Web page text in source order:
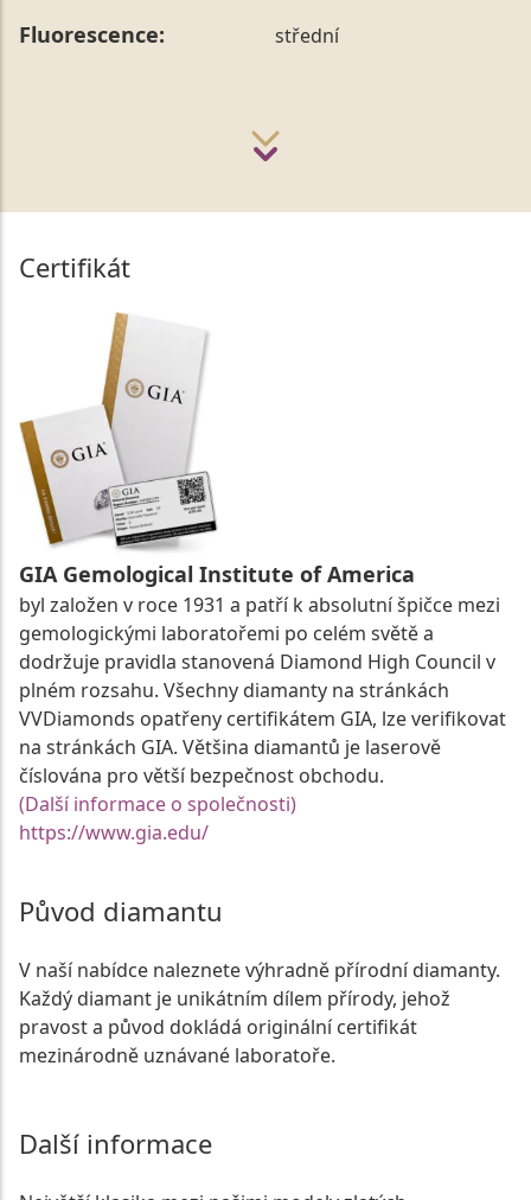
Fluorescence: střední
Certifikát
GIA Gemological Institute of America
byl založen v roce 1931 a patří k absolutní špičce mezi
gemologickými laboratořemi po celém světě a
dodržuje pravidla stanovená Diamond High Council v
plném rozsahu. Všechny diamanty na stránkách
VVDiamonds opatřeny certifikátem GIA, lze verifikovat
na stránkách GIA. Většina diamantů je laserově
číslována pro větší bezpečnost obchodu.
(Další informace o společnosti)
https://www.gia.edu/
Původ diamantu
V naší nabídce naleznete výhradně přírodní diamanty.
Každý diamant je unikátním dílem přírody, jehož
pravost a původ dokládá originální certifikát
mezinárodně uznávané laboratoře.
Další informace